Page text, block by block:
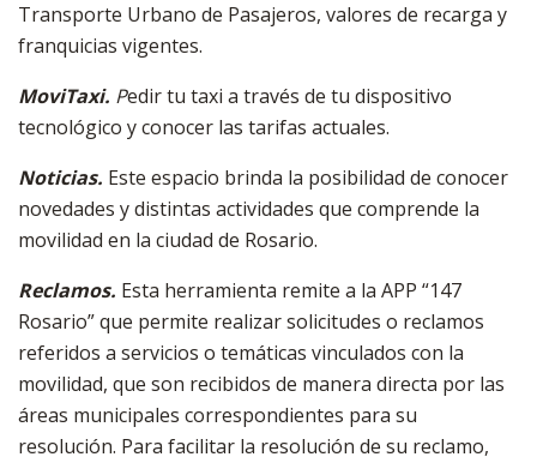
Transporte Urbano de Pasajeros, valores de recarga y
franquicias vigentes.
MoviTaxi. Pedir tu taxi a través de tu dispositivo
tecnológico y conocer las tarifas actuales.
Noticias. Este espacio brinda la posibilidad de conocer
novedades y distintas actividades que comprende la
movilidad en la ciudad de Rosario.
Reclamos. Esta herramienta remite a la APP “147
Rosario” que permite realizar solicitudes o reclamos
referidos a servicios o temáticas vinculados con la
movilidad, que son recibidos de manera directa por las
áreas municipales correspondientes para su
resolución. Para facilitar la resolución de su reclamo,